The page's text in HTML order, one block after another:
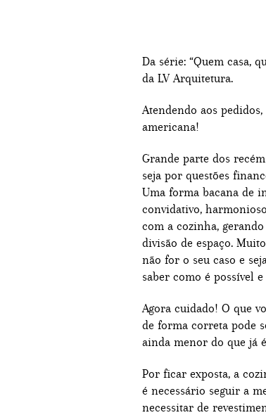
Da série: “Quem casa,
da LV Arquitetura.
Atendendo aos
americana!
Grande parte dos
seja por questões
Uma forma bacana de
convidativo,
com a cozinha,
divisão de espaço.
não for o seu caso e
saber como é possível
Agora cuidado! O que
de forma correta pode
ainda menor do que já
Por ficar exposta, a
é necessário seguir a
necessitar de